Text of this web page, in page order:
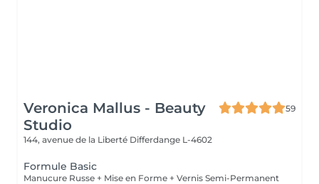
Veronica Mallus - Beauty
Studio
59
144, avenue de la Liberté Differdange L-4602
Formule Basic
Manucure Russe + Mise en Forme + Vernis Semi-Permanent